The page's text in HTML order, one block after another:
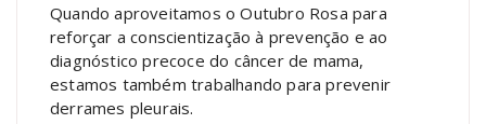
Quando aproveitamos o Outubro Rosa para
reforçar a conscientização à prevenção e ao
diagnóstico precoce do câncer de mama,
estamos também trabalhando para prevenir
derrames pleurais.